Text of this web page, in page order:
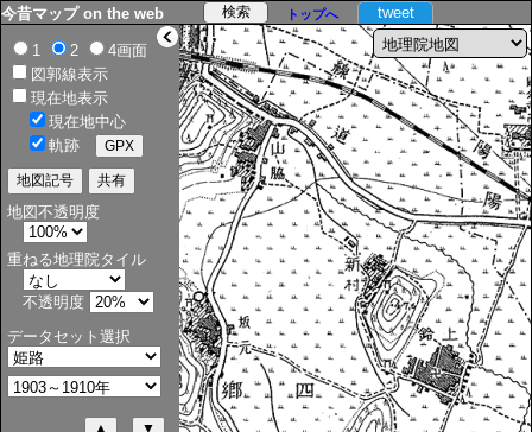
> tweet
今昔マップ on the web トップへ
1 2
4画面
図郭線表示
現在地表示
現在地中心
軌跡
地図不透明度
重ねる地理院タイル
不透明度
データセット選択